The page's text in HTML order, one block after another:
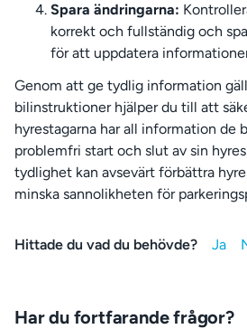
Spara ändringarna:
korrekt och fullständig och
för att uppdatera
Genom att ge tydlig information
bilinstruktioner hjälper du till att
hyrestagarna har all information de
problemfri start och slut av sin
tydlighet kan avsevärt förbättra
minska sannolikheten för
Hittade du vad du behövde?
Har du fortfarande frågor?